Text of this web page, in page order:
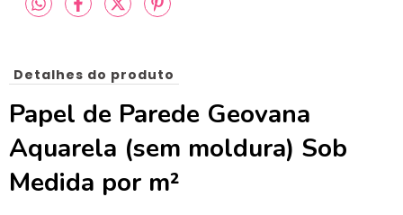
Detalhes do produto
Papel de Parede Geovana
Aquarela (sem moldura) Sob
Medida por m²